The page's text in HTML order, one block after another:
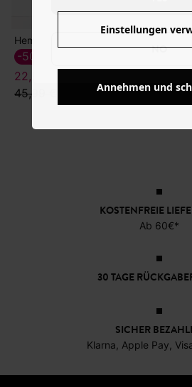
NO
22,99 €
45,99 €
-50%
KOSTENFREIE
Ab 60€*
30 TAGE
SICHER
Klarna, Apple Pay,
Einstellungen
Annehmen und